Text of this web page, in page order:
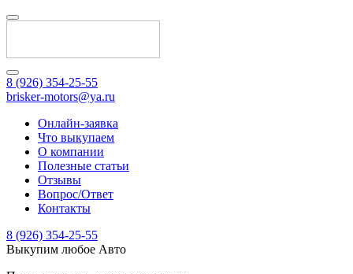
8 (926) 354-25-55
brisker-motors@ya.ru
Онлайн-заявка
Что выкупаем
О компании
Полезные статьи
Отзывы
Вопрос/Ответ
Контакты
8 (926) 354-25-55
Выкупим любое Авто